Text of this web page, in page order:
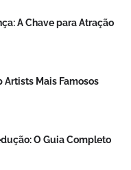
A Chave para Atração
Artists Mais Famosos
O Guia Completo